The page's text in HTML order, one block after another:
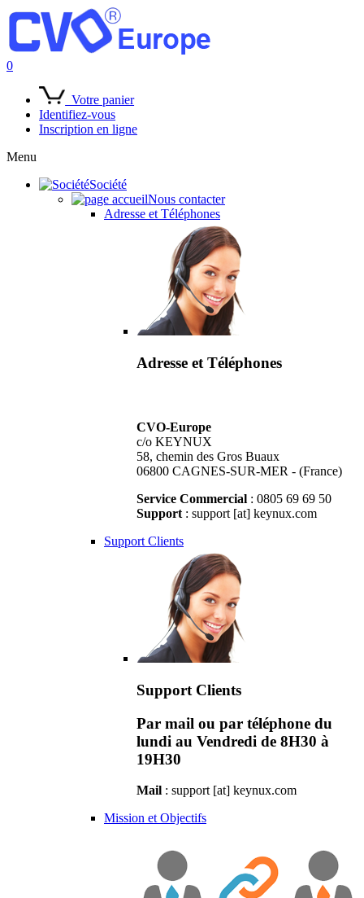
0
Votre panier
Identifiez-vous
Inscription en ligne
Menu
Société
Nous contacter
Adresse et Téléphones
Adresse et Téléphones
CVO-Europe
c/o KEYNUX
58, chemin des Gros Buaux
06800 CAGNES-SUR-MER - (France)
Service Commercial : 0805 69 69 50
Support : support [at] keynux.com
Support Clients
Support Clients
Par mail ou par téléphone du
lundi au Vendredi de 8H30 à
19H30
Mail : support [at] keynux.com
Mission et Objectifs